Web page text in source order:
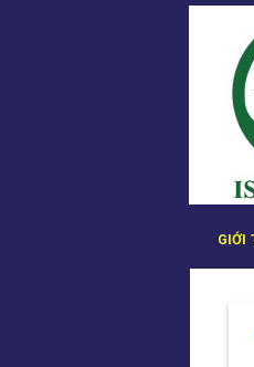
Bỏ
GIỚI